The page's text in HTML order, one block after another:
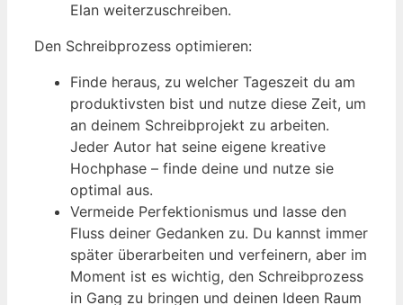
Elan weiterzuschreiben.
Den Schreibprozess optimieren:
Finde heraus, zu welcher Tageszeit du am
produktivsten bist und nutze diese Zeit, um
an deinem Schreibprojekt zu arbeiten.
Jeder Autor hat seine eigene kreative
Hochphase – finde deine und nutze sie
optimal aus.
Vermeide Perfektionismus und lasse den
Fluss deiner Gedanken zu. Du kannst immer
später überarbeiten und verfeinern, aber im
Moment ist es wichtig, den Schreibprozess
in Gang zu bringen und deinen Ideen Raum